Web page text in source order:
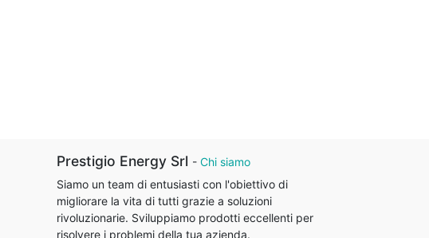
Prestigio Energy Srl - Chi siamo
Siamo un team di entusiasti con l'obiettivo di
migliorare la vita di tutti grazie a soluzioni
rivoluzionarie. Sviluppiamo prodotti eccellenti per
risolvere i problemi della tua azienda.